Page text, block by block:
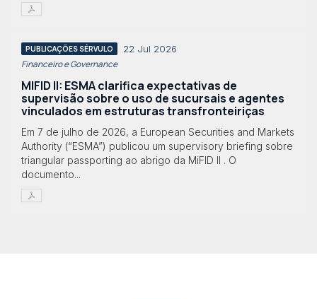
PUBLICAÇÕES SÉRVULO 22 Jul 2026
Financeiro e Governance
MIFID II: ESMA clarifica expectativas de
supervisão sobre o uso de sucursais e agentes
vinculados em estruturas transfronteiriças
Em 7 de julho de 2026, a European Securities and Markets
Authority (“ESMA”) publicou um supervisory briefing sobre
triangular passporting ao abrigo da MiFID II . O
documento...